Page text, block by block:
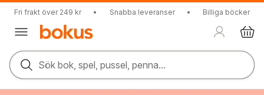
Fri frakt över 249 kr • Snabba leveranser • Billiga böcker
Sök bok, spel, pussel, penna...